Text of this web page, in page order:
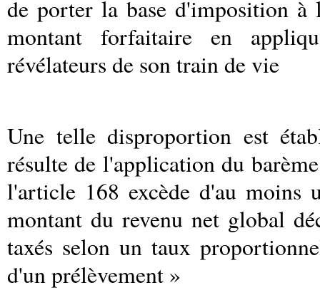
de porter la base d'imposition
montant forfaitaire en
révélateurs de son train de vie
Une telle disproportion est
résulte de l'application du
l'article 168 excède d'au moins
montant du revenu net global
taxés selon un taux
d'un prélèvement »